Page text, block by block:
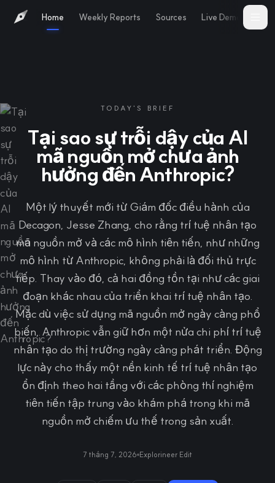
Home Weekly Reports Sources Live Demo
TODAY'S BRIEF
Tại sao sự trỗi dậy của AI
mã nguồn mở chưa ảnh
hưởng đến Anthropic?
Một lý thuyết mới từ Giám đốc điều hành của
Decagon, Jesse Zhang, cho rằng trí tuệ nhân tạo
mã nguồn mở và các mô hình tiên tiến, như những
mô hình từ Anthropic, không phải là đối thủ trực
tiếp. Thay vào đó, cả hai đồng tồn tại như các giai
đoạn khác nhau của triển khai trí tuệ nhân tạo.
Mặc dù việc sử dụng mã nguồn mở ngày càng phổ
biến, Anthropic vẫn giữ hơn một nửa chi phí trí tuệ
nhân tạo do thị trường ngày càng phát triển. Động
lực này cho thấy một nền kinh tế trí tuệ nhân tạo
ổn định theo hai tầng với các phòng thí nghiệm
tiên tiến tập trung vào khám phá trong khi mã
nguồn mở chiếm ưu thế trong sản xuất.
7 tháng 7, 2026 Explorineer Edit